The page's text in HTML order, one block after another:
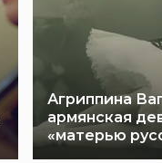
Агриппина
армянская
«матерью